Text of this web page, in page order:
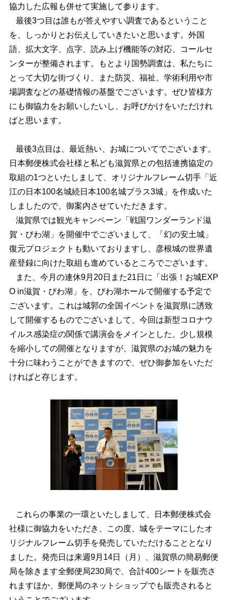
協力した広報も併せて実施して参ります。
最後3つ目は誰もが答えやすい調査であるということ
を、しっかりとお伝えしていきたいと思います。外国
語、拡大文字、点字、読み上げ機能等の対応、コールセ
ンターが整備されます。もとより国勢調査は、私たちに
とって大切な街づくり、また防災、福祉、学術利用や市
場調査などの基礎情報の基盤でございます。ぜひ皆様方
にも御協力をお願いしたいし、お呼びかけをいただけれ
ばと思います。
最後3点目は、最近熱い、お城についてでございます。
日本郵便株式会社様と私ども滋賀県との包括連携協定の
取組の1つといたしまして、オリジナルフレーム切手「近
江の日本100名城続日本100名城プラス3城」を作成いた
しましたので、御案内させていただきます。
滋賀県では観光キャンペーン「戦国ワンダーランド滋
賀・びわ湖」を開催中でございまして、「幻の安土城」
復元プロジェクトも動いておりますし、彦根城の世界遺
産登録に向けた取組も進めているところでございます。
また、今月の連休9月20日また21日に「出張！お城EXP
O in滋賀・びわ湖」を、びわ湖ホールで開催する予定で
ございます。これは城郭の全国イベントを滋賀県に誘致
して開催するものでございまして、今回は新型コロナウ
イルス感染症の関係で講演会をメインとした、少し規模
を縮小しての開催となりますが、滋賀県のお城の魅力を
十分に味わうことができますので、ぜひ御参加をいただ
ければと存じます。
これらの事業の一環といたしまして、日本郵便株式会
社様に御協力をいただき、この度、城をテーマにしたオ
リジナルフレーム切手を発売していただけることとなり
ました。発売日は来週9月14日（月）、滋賀県の簡易郵便
局を除きます全郵便局230局で、合計400シートを販売さ
れますほか、郵便局のネットショップでも販売されると